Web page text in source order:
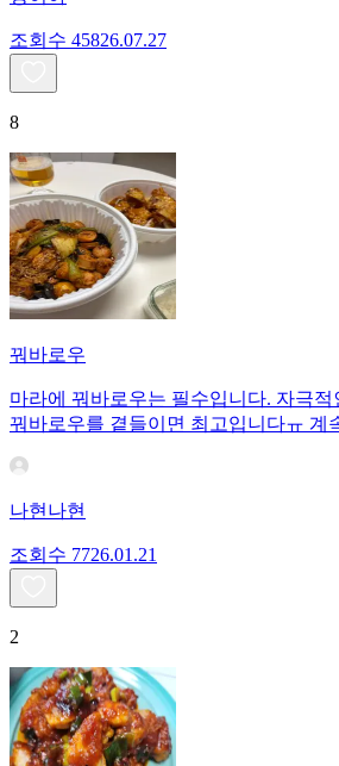
조회수 45826.07.27
8
꿔바로우
마라에 꿔바로우는 필수입니다. 자극
꿔바로우를 곁들이면 최고입니다ㅠ 계
나현나현
조회수 7726.01.21
2